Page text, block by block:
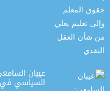
عيبان
السياسي في